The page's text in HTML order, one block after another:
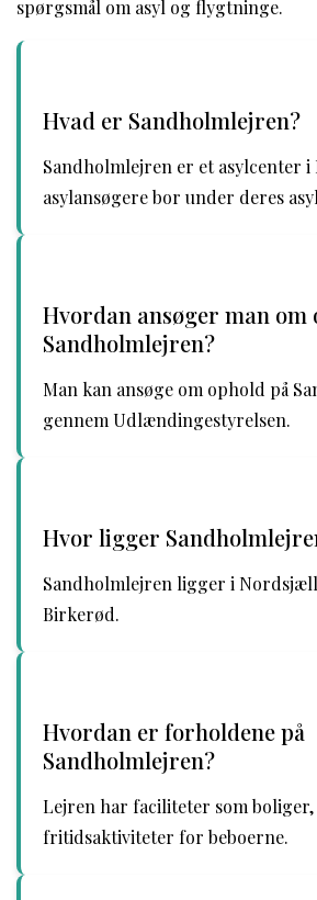
spørgsmål om asyl og flygtninge.
Hvad er Sandholmlejren?
Sandholmlejren er et asylcenter
asylansøgere bor under deres
Hvordan ansøger man om
Sandholmlejren?
Man kan ansøge om ophold på
gennem Udlændingestyrelsen.
Hvor ligger
Sandholmlejren ligger i
Birkerød.
Hvordan er forholdene på
Sandholmlejren?
Lejren har faciliteter som boliger,
fritidsaktiviteter for beboerne.